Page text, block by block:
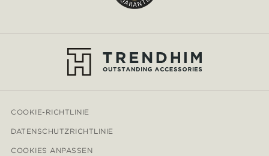
COOKIE-RICHTLINIE
DATENSCHUTZRICHTLINIE
COOKIES ANPASSEN